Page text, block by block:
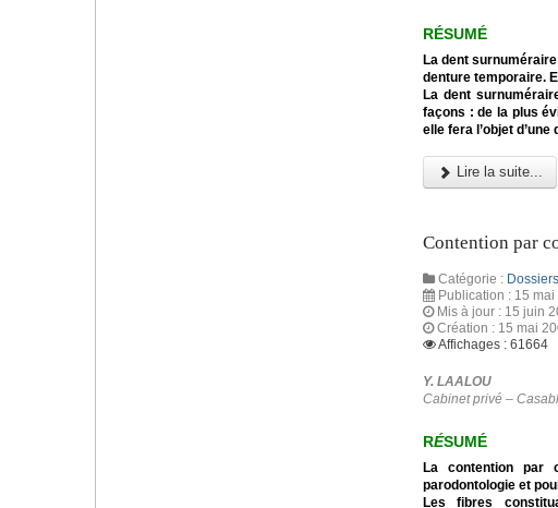
RÉSUMÉ
La dent
denture temporaire.
La dent
façons : de la plus
elle fera l’objet
Lire la suite...
Contention par
Catégorie :
Publication : 15 mai
Mis à jour : 15 juin
Création : 15 mai
Affichages : 61664
Y. LAALOU
Cabinet privé –
RÉSUMÉ
La contention par
parodontologie et
Les fibres